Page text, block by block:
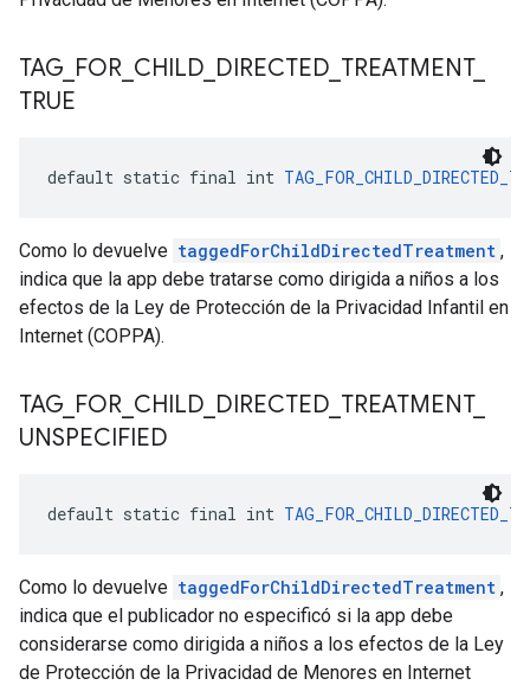
TAG FOR CHILD DIRECTED TREATMENT_
TRUE
default static final int
Como lo devuelve taggedForChildDirectedTreatment ,
indica que la app debe tratarse como dirigida a niños a los
efectos de la Ley de Protección de la Privacidad Infantil en
Internet (COPPA).
TAG FOR CHILD DIRECTED TREATMENT_
UNSPECIFIED
default static final int
Como lo devuelve taggedForChildDirectedTreatment ,
indica que el publicador no especificó si la app debe
considerarse como dirigida a niños a los efectos de la Ley
de Protección de la Privacidad de Menores en Internet